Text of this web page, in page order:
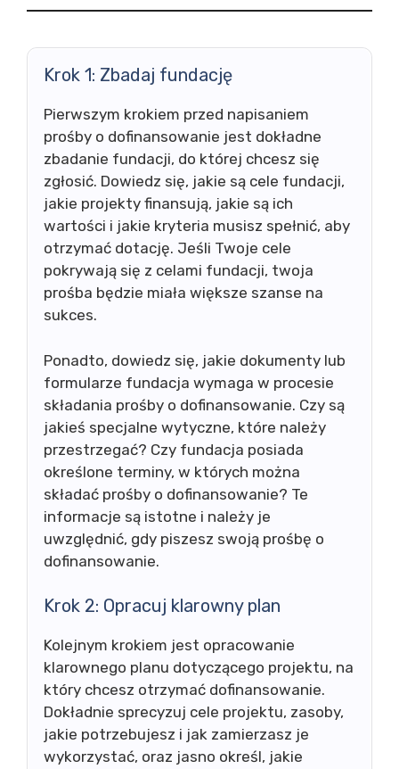
Krok 1: Zbadaj fundację
Pierwszym krokiem przed napisaniem
prośby o dofinansowanie jest dokładne
zbadanie fundacji, do której chcesz się
zgłosić. Dowiedz się, jakie są cele fundacji,
jakie projekty finansują, jakie są ich
wartości i jakie kryteria musisz spełnić, aby
otrzymać dotację. Jeśli Twoje cele
pokrywają się z celami fundacji, twoja
prośba będzie miała większe szanse na
sukces.
Ponadto, dowiedz się, jakie dokumenty lub
formularze fundacja wymaga w procesie
składania prośby o dofinansowanie. Czy są
jakieś specjalne wytyczne, które należy
przestrzegać? Czy fundacja posiada
określone terminy, w których można
składać prośby o dofinansowanie? Te
informacje są istotne i należy je
uwzględnić, gdy piszesz swoją prośbę o
dofinansowanie.
Krok 2: Opracuj klarowny plan
Kolejnym krokiem jest opracowanie
klarownego planu dotyczącego projektu, na
który chcesz otrzymać dofinansowanie.
Dokładnie sprecyzuj cele projektu, zasoby,
jakie potrzebujesz i jak zamierzasz je
wykorzystać, oraz jasno określ, jakie